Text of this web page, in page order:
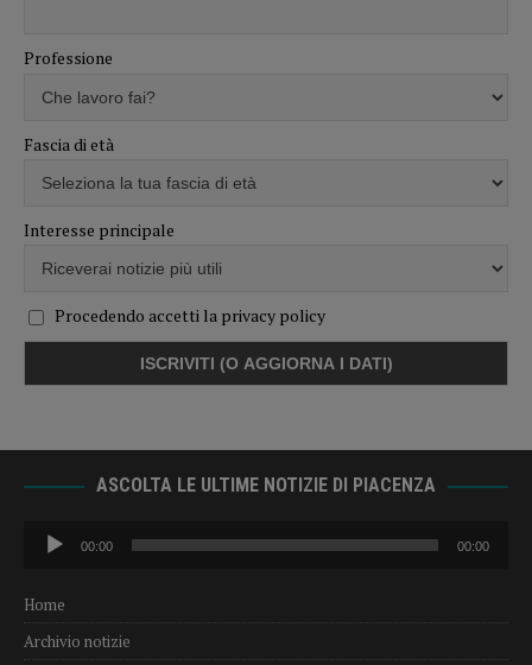
Professione
Fascia di età
Interesse principale
Procedendo accetti la privacy policy
ASCOLTA LE ULTIME NOTIZIE DI PIACENZA
Audio
Player
00:00 00:00
Home
Archivio notizie